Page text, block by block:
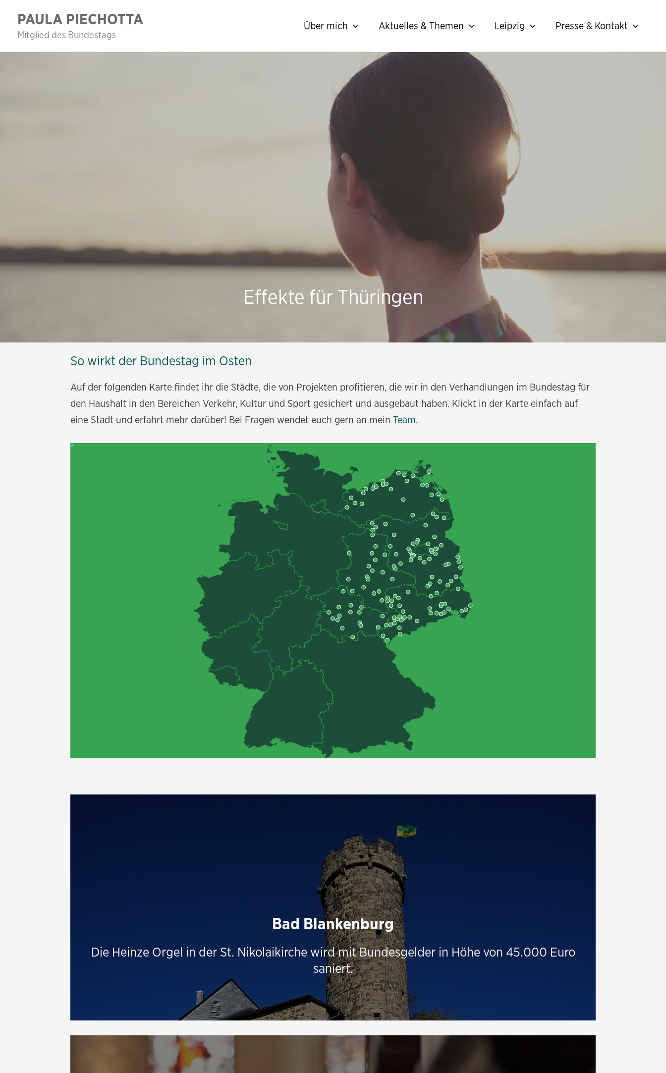
Inhalt
springen
PAULA PIECHOTTA
Mitglied des Bundestags
Über mich Aktuelles & Themen Leipzig Presse & Kontakt
Effekte für Thüringen
So wirkt der Bundestag im Osten
Auf der folgenden Karte findet ihr die Städte, die von Projekten profitieren, die wir in den Verhandlungen im Bundestag für
den Haushalt in den Bereichen Verkehr, Kultur und Sport gesichert und ausgebaut haben. Klickt in der Karte einfach auf
eine Stadt und erfahrt mehr darüber! Bei Fragen wendet euch gern an mein Team.
Bad Blankenburg
Die Heinze Orgel in der St. Nikolaikirche wird mit Bundesgelder in Höhe von 45.000 Euro
saniert.